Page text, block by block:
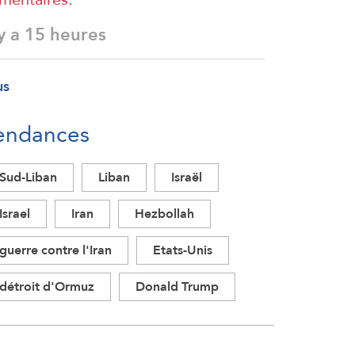
a 15 heures
Sud-Liban Liban
Israël
Israel
Iran
Hezbollah
guerre contre l'Iran
Etats-Unis
détroit d'Ormuz
Donald Trump